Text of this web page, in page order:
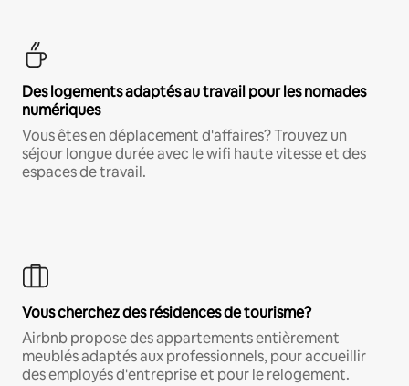
Des logements adaptés au travail pour les nomades
numériques
Vous êtes en déplacement d'affaires? Trouvez un
séjour longue durée avec le wifi haute vitesse et des
espaces de travail.
Vous cherchez des résidences de tourisme?
Airbnb propose des appartements entièrement
meublés adaptés aux professionnels, pour accueillir
des employés d'entreprise et pour le relogement.